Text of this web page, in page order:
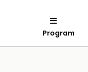
Program